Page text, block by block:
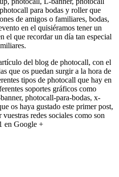
para bodas y roller que
de amigos o familiares, bodas,
en el quisiéramos tener un
el que recordar un día tan especial
del blog de photocall, con el
que os puedan surgir a la hora de
tipos de photocall que hay en
soportes gráficos como
photocall-para-bodas, x-
os haya gustado este primer post,
redes sociales como son
en Google +